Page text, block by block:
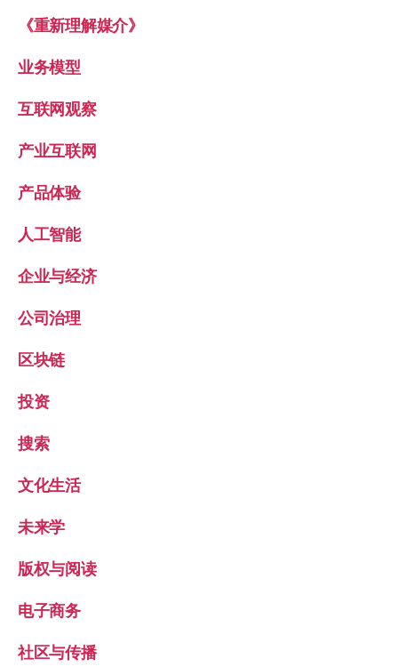
《重新理解媒介》
业务模型
互联网观察
产业互联网
产品体验
人工智能
企业与经济
公司治理
区块链
投资
搜索
文化生活
未来学
版权与阅读
电子商务
社区与传播